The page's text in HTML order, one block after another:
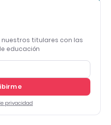
titulares con las
educación
privacidad